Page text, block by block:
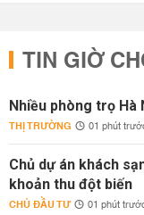
TIN GIỜ
Nhiều phòng trọ Hà
THỊ TRƯỜNG 01 phút
Chủ dự án khách
khoản thu đột biến
CHỦ ĐẦU TƯ 01 phút